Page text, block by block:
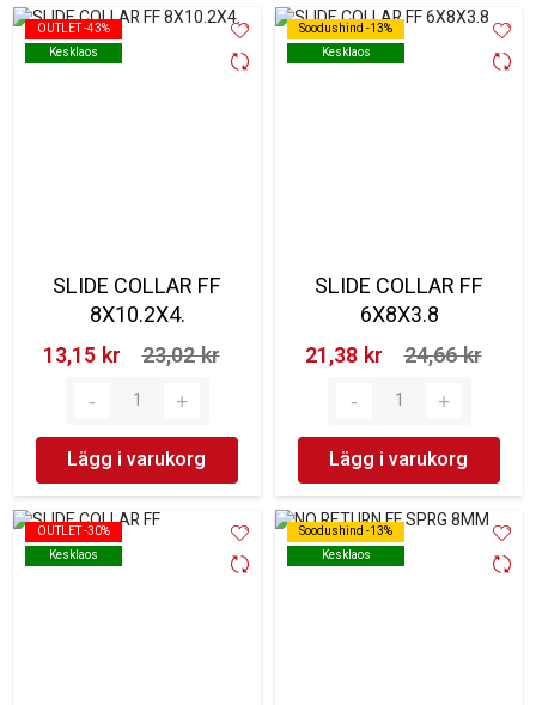
OUTLET -43%
Kesklaos
OUTLET -43%
Kesklaos
SLIDE COLLAR FF
8X10.2X4.
13,15 kr‎
23,02 kr‎
Lägg i varukorg
Soodushind -13%
Kesklaos
Soodushind -13%
Kesklaos
SLIDE COLLAR FF
6X8X3.8
21,38 kr‎
24,66 kr‎
Lägg i varukorg
OUTLET -30%
Kesklaos
OUTLET -30%
Kesklaos
Soodushind -13%
Kesklaos
Soodushind -13%
Kesklaos